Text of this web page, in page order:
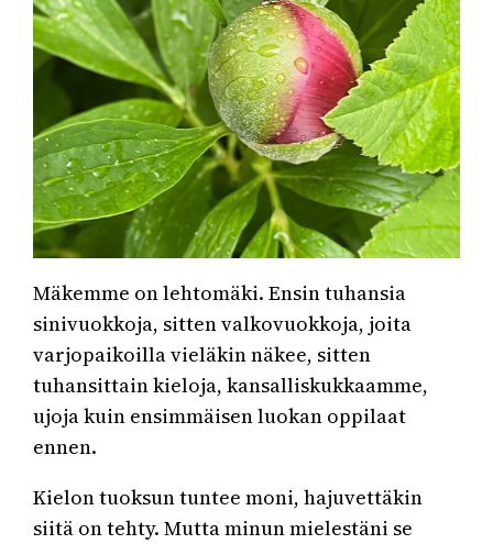
Mäkemme on lehtomäki. Ensin tuhansia
sinivuokkoja, sitten valkovuokkoja, joita
varjopaikoilla vieläkin näkee, sitten
tuhansittain kieloja, kansalliskukkaamme,
ujoja kuin ensimmäisen luokan oppilaat
ennen.
Kielon tuoksun tuntee moni, hajuvettäkin
siitä on tehty. Mutta minun mielestäni se